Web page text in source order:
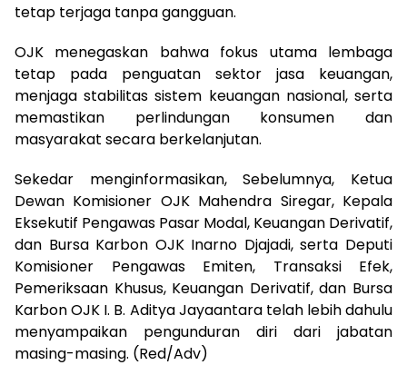
tetap terjaga tanpa gangguan.
OJK menegaskan bahwa fokus utama lembaga
tetap pada penguatan sektor jasa keuangan,
menjaga stabilitas sistem keuangan nasional, serta
memastikan perlindungan konsumen dan
masyarakat secara berkelanjutan.
Sekedar menginformasikan, Sebelumnya, Ketua
Dewan Komisioner OJK Mahendra Siregar, Kepala
Eksekutif Pengawas Pasar Modal, Keuangan Derivatif,
dan Bursa Karbon OJK Inarno Djajadi, serta Deputi
Komisioner Pengawas Emiten, Transaksi Efek,
Pemeriksaan Khusus, Keuangan Derivatif, dan Bursa
Karbon OJK I. B. Aditya Jayaantara telah lebih dahulu
menyampaikan pengunduran diri dari jabatan
masing-masing. (Red/Adv)